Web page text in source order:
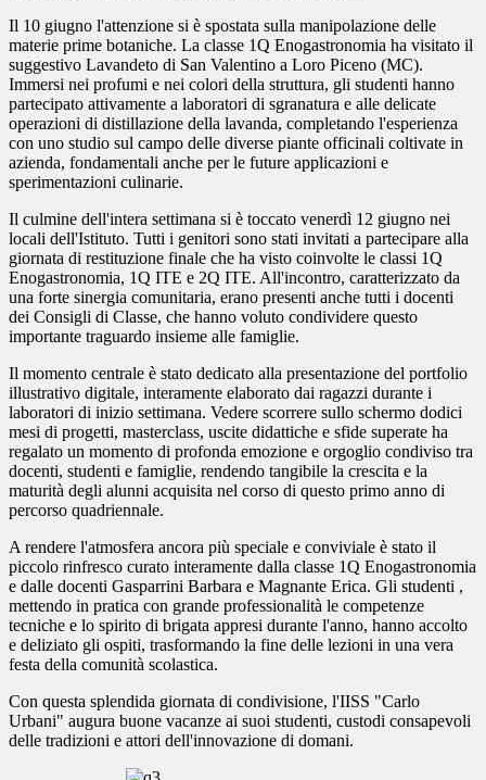
Il 10 giugno l'attenzione si è spostata sulla manipolazione delle
materie prime botaniche. La classe 1Q Enogastronomia ha visitato il
suggestivo Lavandeto di San Valentino a Loro Piceno (MC).
Immersi nei profumi e nei colori della struttura, gli studenti hanno
partecipato attivamente a laboratori di sgranatura e alle delicate
operazioni di distillazione della lavanda, completando l'esperienza
con uno studio sul campo delle diverse piante officinali coltivate in
azienda, fondamentali anche per le future applicazioni e
sperimentazioni culinarie.
Il culmine dell'intera settimana si è toccato venerdì 12 giugno nei
locali dell'Istituto. Tutti i genitori sono stati invitati a partecipare alla
giornata di restituzione finale che ha visto coinvolte le classi 1Q
Enogastronomia, 1Q ITE e 2Q ITE. All'incontro, caratterizzato da
una forte sinergia comunitaria, erano presenti anche tutti i docenti
dei Consigli di Classe, che hanno voluto condividere questo
importante traguardo insieme alle famiglie.
Il momento centrale è stato dedicato alla presentazione del portfolio
illustrativo digitale, interamente elaborato dai ragazzi durante i
laboratori di inizio settimana. Vedere scorrere sullo schermo dodici
mesi di progetti, masterclass, uscite didattiche e sfide superate ha
regalato un momento di profonda emozione e orgoglio condiviso tra
docenti, studenti e famiglie, rendendo tangibile la crescita e la
maturità degli alunni acquisita nel corso di questo primo anno di
percorso quadriennale.
A rendere l'atmosfera ancora più speciale e conviviale è stato il
piccolo rinfresco curato interamente dalla classe 1Q Enogastronomia
e dalle docenti Gasparrini Barbara e Magnante Erica. Gli studenti ,
mettendo in pratica con grande professionalità le competenze
tecniche e lo spirito di brigata appresi durante l'anno, hanno accolto
e deliziato gli ospiti, trasformando la fine delle lezioni in una vera
festa della comunità scolastica.
Con questa splendida giornata di condivisione, l'IISS "Carlo
Urbani" augura buone vacanze ai suoi studenti, custodi consapevoli
delle tradizioni e attori dell'innovazione di domani.